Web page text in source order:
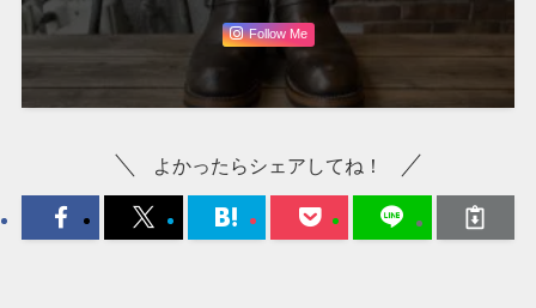
Follow Me
よかったらシェアしてね！